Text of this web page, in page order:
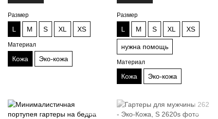
Размер
L M S XL XS
Материал
Кожа Эко-кожа
Размер
L M S XL XS
нужна помощь
Материал
Кожа Эко-кожа